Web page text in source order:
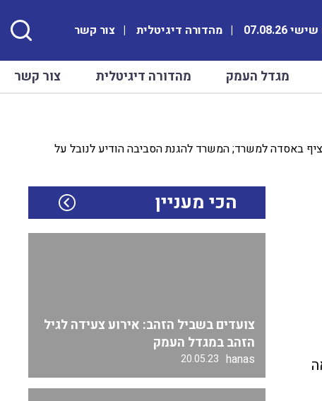
07.08.26 מהדורה דיגיטלית צור קשר
מגדל העמק מהדורה דיגיטלית צור קשר
באסדה למשרד; המשרד להגנת הסביבה הודיע לנובל על
הכי מעניין
צועדים בשביל הזהב: אירוע צעידה לגיל
הזהב במגדל העמק
hanas
20.05.23